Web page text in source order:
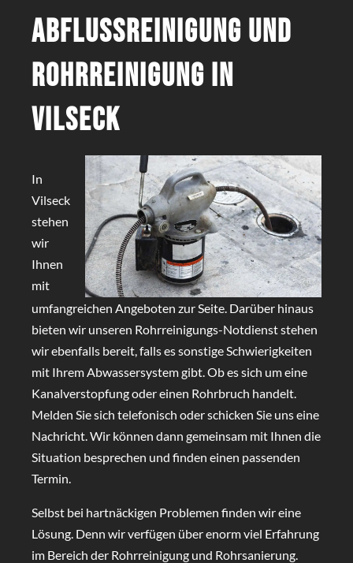
Abflussreinigung und
Rohrreinigung in
Vilseck
In
Vilseck
stehen
wir
Ihnen
mit
umfangreichen Angeboten zur Seite. Darüber hinaus
bieten wir unseren Rohrreinigungs-Notdienst stehen
wir ebenfalls bereit, falls es sonstige Schwierigkeiten
mit Ihrem Abwassersystem gibt. Ob es sich um eine
Kanalverstopfung oder einen Rohrbruch handelt.
Melden Sie sich telefonisch oder schicken Sie uns eine
Nachricht. Wir können dann gemeinsam mit Ihnen die
Situation besprechen und finden einen passenden
Termin.
Selbst bei hartnäckigen Problemen finden wir eine
Lösung. Denn wir verfügen über enorm viel Erfahrung
im Bereich der Rohrreinigung und Rohrsanierung.